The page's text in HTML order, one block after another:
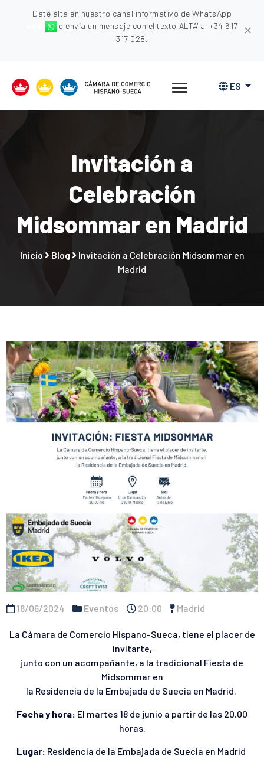
Date alta en nuestro canal informativo de WhatsApp
o envia un mensaje con el texto 'ALTA' al +34 617
317 028.
✕
ES
Invitación a
Celebración
Midsommar en Madrid
Inicio Blog
Invitación a Celebración Midsommar en
Madrid
18/06/2024 Eventos 20:00 Madrid
La Cámara de Comercio Hispano-Sueca, tiene el placer de
invitarte,
junto con un acompañante, a la tradicional Fiesta de
Midsommar en
la Residencia de la Embajada de Suecia en Madrid.
Fecha y hora: El martes 18 de junio a partir de las 20.00
horas.
Lugar: Residencia de la Embajada de Suecia en Madrid